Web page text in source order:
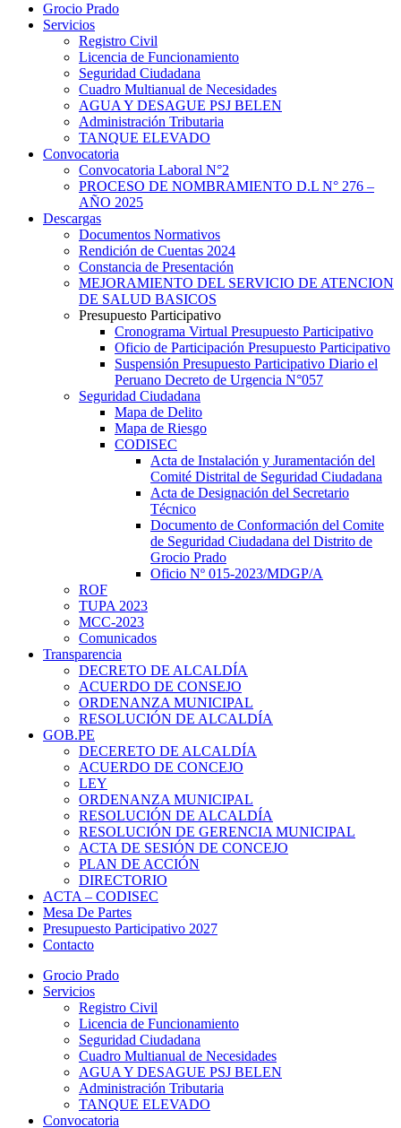
Grocio Prado
Servicios
Registro Civil
Licencia de Funcionamiento
Seguridad Ciudadana
Cuadro Multianual de Necesidades
AGUA Y DESAGUE PSJ BELEN
Administración Tributaria
TANQUE ELEVADO
Convocatoria
Convocatoria Laboral N°2
PROCESO DE NOMBRAMIENTO D.L N° 276 –
AÑO 2025
Descargas
Documentos Normativos
Rendición de Cuentas 2024
Constancia de Presentación
MEJORAMIENTO DEL SERVICIO DE ATENCION
DE SALUD BASICOS
Presupuesto Participativo
Cronograma Virtual Presupuesto Participativo
Oficio de Participación Presupuesto Participativo
Suspensión Presupuesto Participativo Diario el
Peruano Decreto de Urgencia N°057
Seguridad Ciudadana
Mapa de Delito
Mapa de Riesgo
CODISEC
Acta de Instalación y Juramentación del
Comité Distrital de Seguridad Ciudadana
Acta de Designación del Secretario
Técnico
Documento de Conformación del Comite
de Seguridad Ciudadana del Distrito de
Grocio Prado
Oficio Nº 015-2023/MDGP/A
ROF
TUPA 2023
MCC-2023
Comunicados
Transparencia
DECRETO DE ALCALDÍA
ACUERDO DE CONSEJO
ORDENANZA MUNICIPAL
RESOLUCIÓN DE ALCALDÍA
GOB.PE
DECERETO DE ALCALDÍA
ACUERDO DE CONCEJO
LEY
ORDENANZA MUNICIPAL
RESOLUCIÓN DE ALCALDÍA
RESOLUCIÓN DE GERENCIA MUNICIPAL
ACTA DE SESIÓN DE CONCEJO
PLAN DE ACCIÓN
DIRECTORIO
ACTA – CODISEC
Mesa De Partes
Presupuesto Participativo 2027
Contacto
Grocio Prado
Servicios
Registro Civil
Licencia de Funcionamiento
Seguridad Ciudadana
Cuadro Multianual de Necesidades
AGUA Y DESAGUE PSJ BELEN
Administración Tributaria
TANQUE ELEVADO
Convocatoria